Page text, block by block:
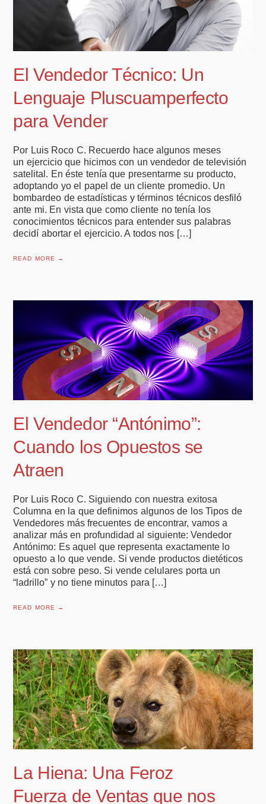
El Vendedor Técnico: Un
Lenguaje Pluscuamperfecto
para Vender
Por Luis Roco C. Recuerdo hace algunos meses
un ejercicio que hicimos con un vendedor de televisión
satelital. En éste tenía que presentarme su producto,
adoptando yo el papel de un cliente promedio. Un
bombardeo de estadísticas y términos técnicos desfiló
ante mi. En vista que como cliente no tenía los
conocimientos técnicos para entender sus palabras
decidí abortar el ejercicio. A todos nos […]
READ MORE →
El Vendedor “Antónimo”:
Cuando los Opuestos se
Atraen
Por Luis Roco C. Siguiendo con nuestra exitosa
Columna en la que definimos algunos de los Tipos de
Vendedores más frecuentes de encontrar, vamos a
analizar más en profundidad al siguiente: Vendedor
Antónimo: Es aquel que representa exactamente lo
opuesto a lo que vende. Si vende productos dietéticos
está con sobre peso. Si vende celulares porta un
“ladrillo” y no tiene minutos para […]
READ MORE →
La Hiena: Una Feroz
Fuerza de Ventas que nos